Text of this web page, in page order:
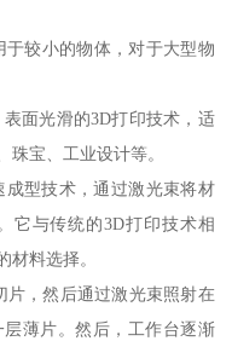
较小的物体，对于大型物
面光滑的3D打印技术，适
珠宝、工业设计等。
型技术，通过激光束将材
它与传统的3D打印技术相
材料选择。
片，然后通过激光束照射在
薄片。然后，工作台逐渐